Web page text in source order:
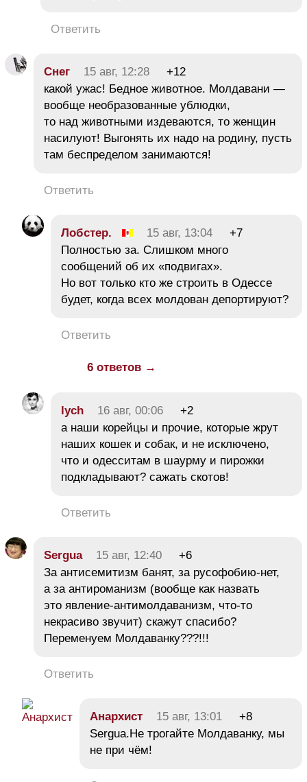
Ответить
Снег 15 авг, 12:28
+12
какой ужас! Бедное животное. Молдавани —
вообще необразованные ублюдки,
то над животными издеваются, то женщин
насилуют! Выгонять их надо на родину, пусть
там беспределом занимаются!
Ответить
Лобстер. 15 авг, 13:04
+7
Полностью за. Слишком много
сообщений об их «подвигах».
Но вот только кто же строить в Одессе
будет, когда всех молдован депортируют?
Ответить
6 ответов →
lych 16 авг, 00:06
+2
а наши корейцы и прочие, которые жрут
наших кошек и собак, и не исключено,
что и одесситам в шаурму и пирожки
подкладывают? сажать скотов!
Ответить
Sergua 15 авг, 12:40
+6
За антисемитизм банят, за русофобию-нет,
а за антироманизм (вообще как назвать
это явление-антимолдаванизм, что-то
некрасиво звучит) скажут спасибо?
Переменуем Молдаванку???!!!
Ответить
Анархист 15 авг, 13:01
+8
Sergua.Не трогайте Молдаванку, мы
не при чём!